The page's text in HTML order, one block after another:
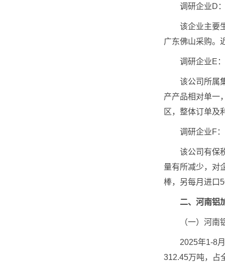
调研企业D：
该企业主要生
广东佛山采购。
调研企业E：
该公司所属集
产产品相对单一
区，整体订单及
调研企业F：
该公司有保税
量有所减少，对
棒，另每月进口
二、河南铝
（一）河南铝
2025年1-8月
312.45万吨，占